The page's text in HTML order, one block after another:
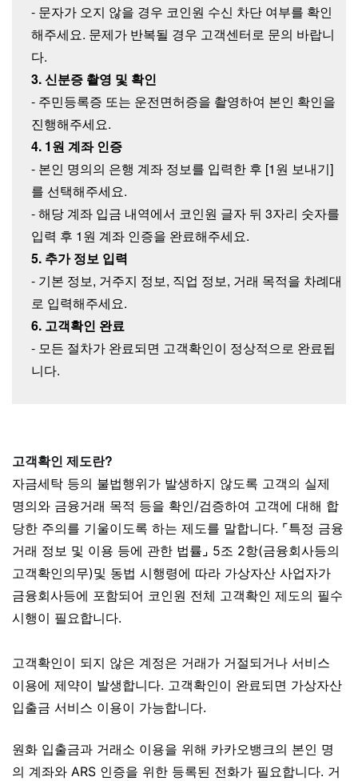
- 문자가 오지 않을 경우 코인원 수신 차단 여부를 확인
해주세요. 문제가 반복될 경우 고객센터로 문의 바랍니
다.
3. 신분증 촬영 및 확인
- 주민등록증 또는 운전면허증을 촬영하여 본인 확인을
진행해주세요.
4. 1원 계좌 인증
- 본인 명의의 은행 계좌 정보를 입력한 후 [1원 보내기]
를 선택해주세요.
- 해당 계좌 입금 내역에서 코인원 글자 뒤 3자리 숫자를
입력 후 1원 계좌 인증을 완료해주세요.
5. 추가 정보 입력
- 기본 정보, 거주지 정보, 직업 정보, 거래 목적을 차례대
로 입력해주세요.
6. 고객확인 완료
- 모든 절차가 완료되면 고객확인이 정상적으로 완료됩
니다.
고객확인 제도란?
자금세탁 등의 불법행위가 발생하지 않도록 고객의 실제
명의와 금융거래 목적 등을 확인/검증하여 고객에 대해 합
당한 주의를 기울이도록 하는 제도를 말합니다. ⌜특정 금융
거래 정보 및 이용 등에 관한 법률⌟ 5조 2항(금융회사등의
고객확인의무)및 동법 시행령에 따라 가상자산 사업자가
금융회사등에 포함되어 코인원 전체 고객확인 제도의 필수
시행이 필요합니다.
고객확인이 되지 않은 계정은 거래가 거절되거나 서비스
이용에 제약이 발생합니다. 고객확인이 완료되면 가상자산
입출금 서비스 이용이 가능합니다.
원화 입출금과 거래소 이용을 위해 카카오뱅크의 본인 명
의 계좌와 ARS 인증을 위한 등록된 전화가 필요합니다. 거